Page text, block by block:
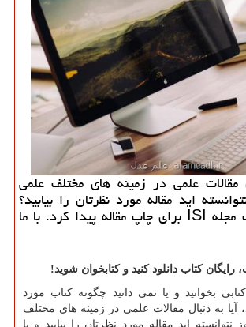
علمی در زمینه های مختلف علمی
اید مقاله مورد نظرتان را بیابید؟
چطور می‌توان یك مجله ISI برای چاپ مقاله پیدا كرد. با ما
رایگان کتاب دانلود کنید و کتابخوان شوید!
بخوانید و یا نمی دانید چگونه کتاب مورد
آیا به دنبال مقالات علمی در زمینه های مختلف
اید مقاله مورد نظرتان را بیابید و یا